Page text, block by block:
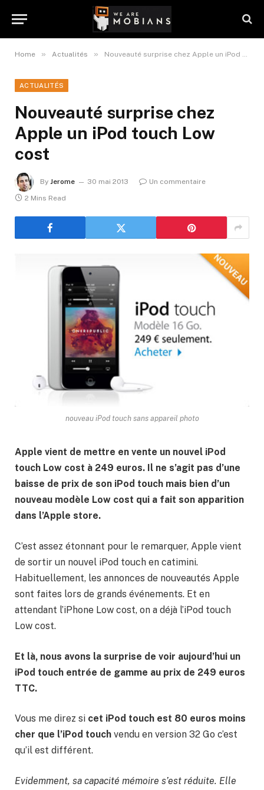
Home » Actualités » Nouveauté surprise chez Apple un iPod touch Low cost
ACTUALITÉS
Nouveauté surprise chez
Apple un iPod touch Low
cost
By Jerome 30 mai 2013
Un commentaire
2 Mins Read
nouveau iPod touch sans appareil photo
Apple vient de mettre en vente un nouvel iPod
touch Low cost à 249 euros. Il ne s’agit pas d’une
baisse de prix de son iPod touch mais bien d’un
nouveau modèle Low cost qui a fait son apparition
dans l’Apple store.
C’est assez étonnant pour le remarquer, Apple vient
de sortir un nouvel iPod touch en catimini.
Habituellement, les annonces de nouveautés Apple
sont faites lors de grands événements. Et en
attendant l’iPhone Low cost, on a déjà l’iPod touch
Low cost.
Et là, nous avons la surprise de voir aujourd’hui un
iPod touch entrée de gamme au prix de 249 euros
TTC.
Vous me direz si cet iPod touch est 80 euros moins
cher que l’iPod touch vendu en version 32 Go c’est
qu’il est différent.
Evidemment, sa capacité mémoire s’est réduite. Elle